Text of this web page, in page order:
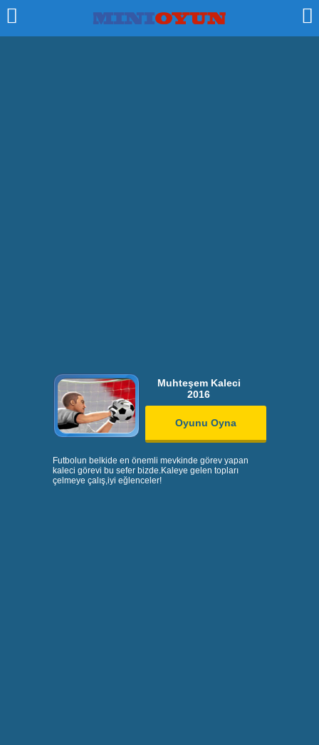
Muhteşem Kaleci
2016
Oyunu Oyna
Futbolun belkide en önemli mevkinde görev yapan
kaleci görevi bu sefer bizde.Kaleye gelen topları
çelmeye çalış,iyi eğlenceler!